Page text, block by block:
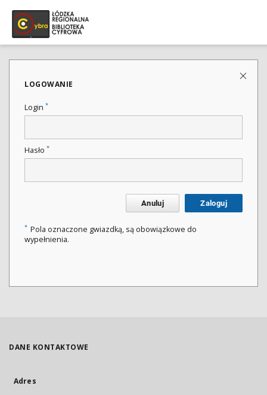
LOGOWANIE
Login *
Hasło *
Anuluj Zaloguj
* Pola oznaczone gwiazdką, są obowiązkowe do
wypełnienia.
DANE KONTAKTOWE
Adres